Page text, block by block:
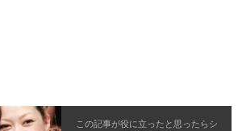
この記事が役に立ったと思ったらシ